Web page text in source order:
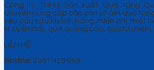
Công ty TNHH Sản xuất Quà tặng
chuyên cung cấp các sản phẩm quà
yêu cầu của khách hàng, miễn phí thiết
khuyến mãi, quà quảng cáo, quà lưu niệm…
LIÊN HỆ
Hotline: 0961 425 999